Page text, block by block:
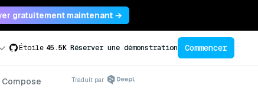
gratuitement maintenant →
Étoile 45.5K Réserver une démonstration Commencer
Traduit par